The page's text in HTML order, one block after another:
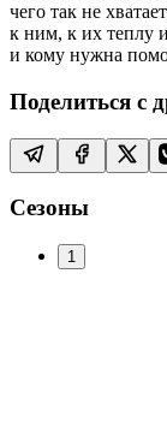
чего так не
к ним, к их теплу
и кому нужна
Поделиться с
Сезоны
1